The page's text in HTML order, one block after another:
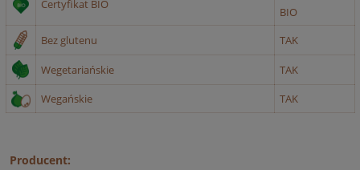
Certyfikat BIO
BIO
Bez glutenu
TAK
Wegetariańskie
TAK
Wegańskie
TAK
Producent: